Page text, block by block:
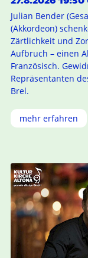
Julian Bender
(Akkordeon)
Zärtlichkeit und
Aufbruch – einen
Französisch.
Repräsentanten
Brel.
mehr erfahren